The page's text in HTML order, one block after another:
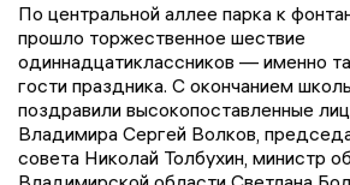
По центральной аллее парка к
прошло торжественное шествие
одиннадцатиклассников — именно
гости праздника. С окончанием
поздравили высокопоставленные
Владимира Сергей Волков,
совета Николай Толбухин, министр